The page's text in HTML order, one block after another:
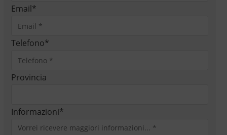
Email*
Telefono*
Provincia
Informazioni*